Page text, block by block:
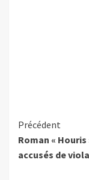
Précédent
Roman «
accusés de